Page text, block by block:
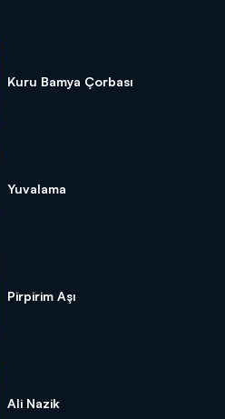
Kuru Bamya Çorbası
Yuvalama
Pirpirim Aşı
Ali Nazik